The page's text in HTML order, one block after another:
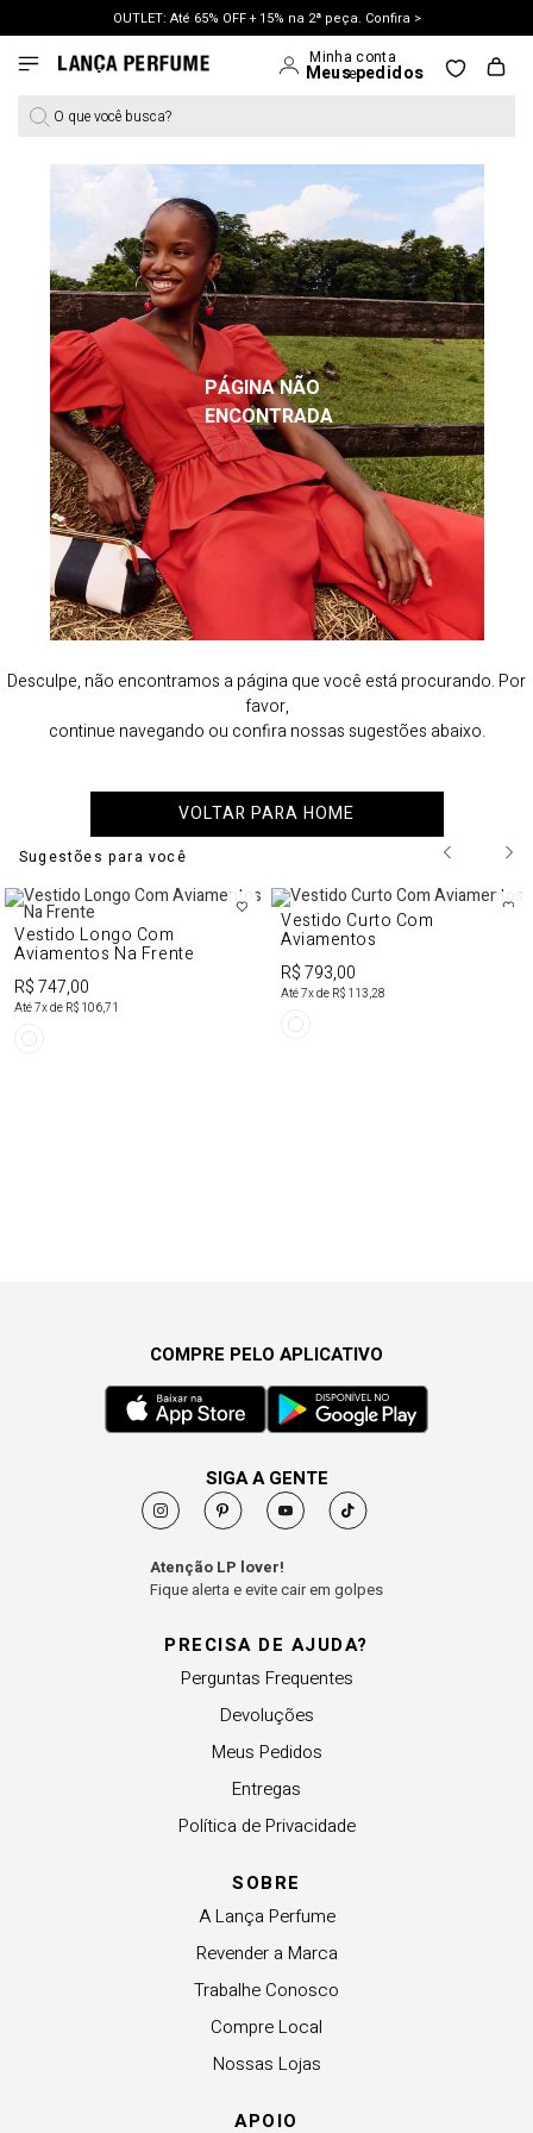
OUTLET: Até 65% OFF + 15% na 2ª peça. Confira >
LANÇAMENTO PRIMAVERA 27. Clique e aproveite.
O que você busca?
PÁGINA NÃO
ENCONTRADA
Desculpe, não encontramos a página que você está procurando. Por
favor,
continue navegando ou confira nossas sugestões abaixo.
VOLTAR PARA HOME
Sugestões para você
Vestido Longo Com
Aviamentos Na Frente
R$ 747,00
Até7x de R$ 106,71
Vestido Curto Com
Aviamentos
R$ 793,00
Até7x de R$ 113,28
PRECISA DE AJUDA?
Perguntas Frequentes
Devoluções
Meus Pedidos
Entregas
Política de Privacidade
SOBRE
A Lança Perfume
Revender a Marca
Trabalhe Conosco
Compre Local
Nossas Lojas
APOIO
COMPRE PELO APLICATIVO
SIGA A GENTE
Atenção LP lover!
Fique alerta e evite cair em golpes